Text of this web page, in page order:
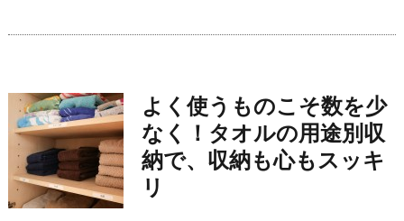
よく使うものこそ数を少
なく！タオルの用途別収
納で、収納も心もスッキ
リ